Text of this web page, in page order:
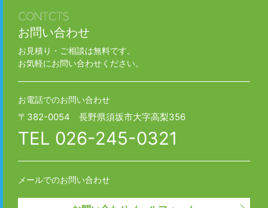
お問い合わせ
お見積り・ご相談は無料です。
お気軽にお問い合わせください。
お電話でのお問い合わせ
〒382-0054 長野県須坂市大字高梨356
TEL 026-245-0321
メールでのお問い合わせ